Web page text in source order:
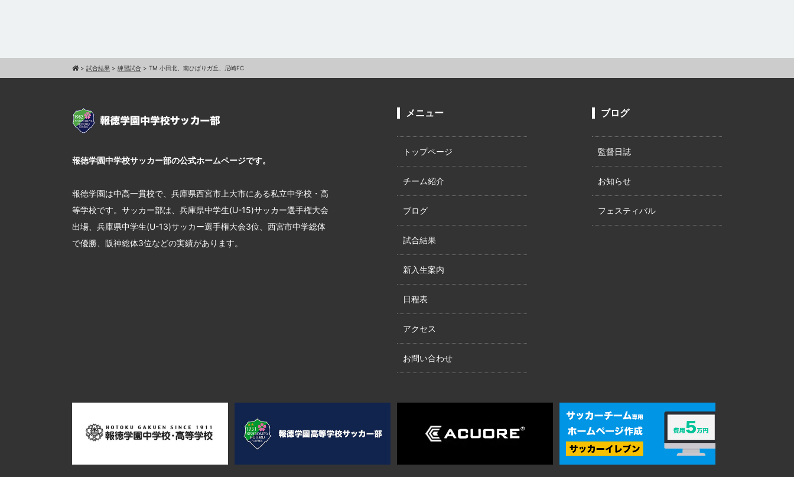
> 試合結果 > 練習試合 > TM 小田北、南ひばりガ丘、尼崎FC
報徳学園中学校サッカー部の公式ホームページです。
報徳学園は中高一貫校で、兵庫県西宮市上大市にある私立中学校・高
等学校です。サッカー部は、兵庫県中学生(U-15)サッカー選手権大会
出場、兵庫県中学生(U-13)サッカー選手権大会3位、西宮市中学総体
で優勝、阪神総体3位などの実績があります。
メニュー
トップページ
チーム紹介
ブログ
試合結果
新入生案内
日程表
アクセス
お問い合わせ
ブログ
監督日誌
お知らせ
フェスティバル